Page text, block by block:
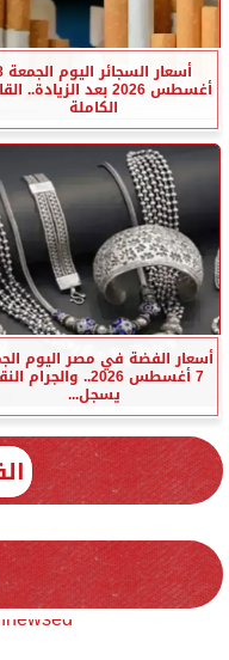
أسعار
أغسطس 2026 بعد الزيادة..
الكاملة
أسعار الفضة في مصر اليوم
7 أغسطس 2026.. والجرام
يسجل...